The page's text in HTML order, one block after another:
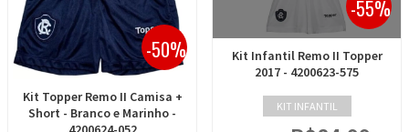
-50%
Kit Topper Remo II Camisa +
Short - Branco e Marinho -
-55%
Kit Infantil Remo II Topper
2017 - 4200623-575
KIT INFANTIL